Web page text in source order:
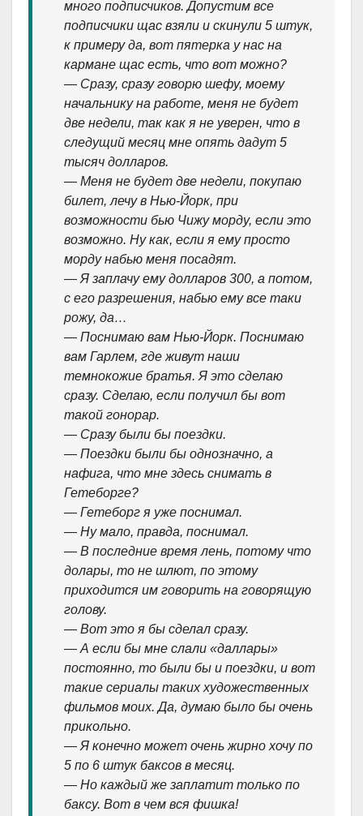
много подписчиков. Допустим все
подписчики щас взяли и скинули 5 штук,
к примеру да, вот пятерка у нас на
кармане щас есть, что вот можно?
— Сразу, сразу говорю шефу, моему
начальнику на работе, меня не будет
две недели, так как я не уверен, что в
следущий месяц мне опять дадут 5
тысяч долларов.
— Меня не будет две недели, покупаю
билет, лечу в Нью-Йорк, при
возможности бью Чижу морду, если это
возможно. Ну как, если я ему просто
морду набью меня посадят.
— Я заплачу ему долларов 300, а потом,
с его разрешения, набью ему все таки
рожу, да…
— Поснимаю вам Нью-Йорк. Поснимаю
вам Гарлем, где живут наши
темнокожие братья. Я это сделаю
сразу. Сделаю, если получил бы вот
такой гонорар.
— Сразу были бы поездки.
— Поездки были бы однозначно, а
нафига, что мне здесь снимать в
Гетеборге?
— Гетеборг я уже поснимал.
— Ну мало, правда, поснимал.
— В последние время лень, потому что
долары, то не шлют, по этому
приходится им говорить на говорящую
голову.
— Вот это я бы сделал сразу.
— А если бы мне слали «даллары»
постоянно, то были бы и поездки, и вот
такие сериалы таких художественных
фильмов моих. Да, думаю было бы очень
прикольно.
— Я конечно может очень жирно хочу по
5 по 6 штук баксов в месяц.
— Но каждый же заплатит только по
баксу. Вот в чем вся фишка!